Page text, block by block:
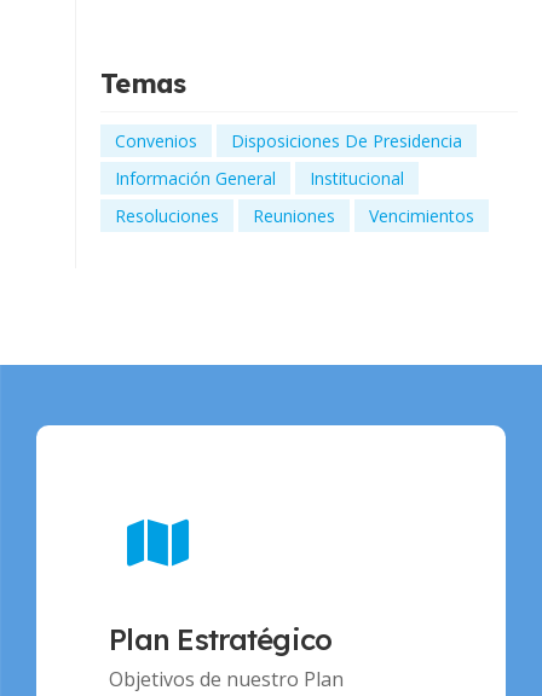
Temas
Convenios
Disposiciones De Presidencia
Información General
Institucional
Resoluciones
Reuniones Vencimientos
Plan Estratégico
Objetivos de nuestro Plan